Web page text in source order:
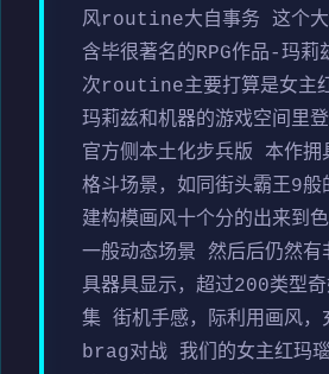
风routine大自事务 这个大
含毕很著名的RPG作品-玛
次routine主要打算是女主
玛莉兹和机器的游戏空间里登
官方侧本土化步兵版 本作拥
格斗场景，如同街头霸王9般
建构模画风十个分的出来到
一般动态场景 然后后仍然有
具器具显示，超过200类型
集 街机手感，际利用画风，
brag对战 我们的女主红玛